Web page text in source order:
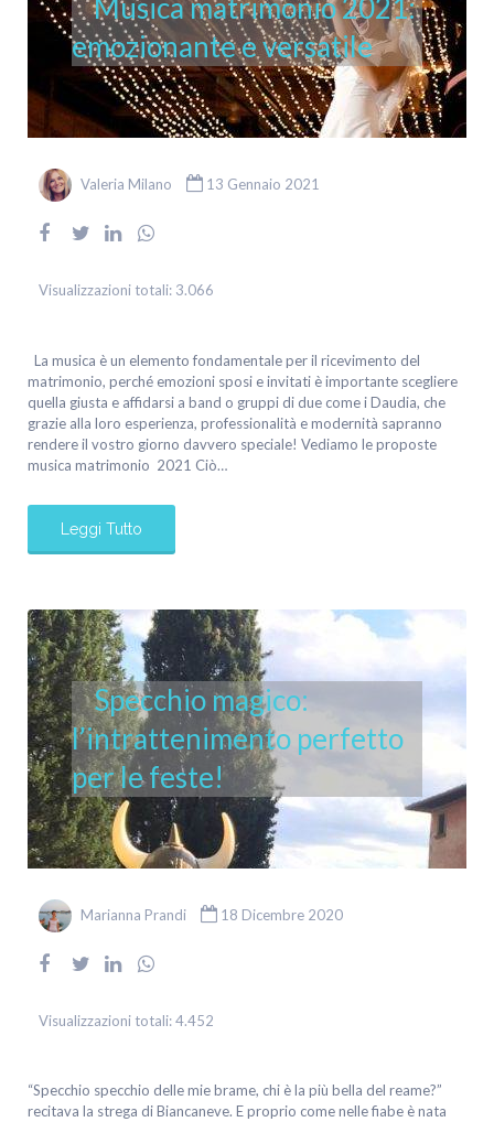
Musica matrimonio 2021:
emozionante e versatile
Valeria Milano 13 Gennaio 2021
Visualizzazioni totali: 3.066
La musica è un elemento fondamentale per il ricevimento del
matrimonio, perché emozioni sposi e invitati è importante scegliere
quella giusta e affidarsi a band o gruppi di due come i Daudia, che
grazie alla loro esperienza, professionalità e modernità sapranno
rendere il vostro giorno davvero speciale! Vediamo le proposte
musica matrimonio 2021 Ciò…
Leggi Tutto
Specchio magico:
l’intrattenimento perfetto
per le feste!
Marianna Prandi 18 Dicembre 2020
Visualizzazioni totali:4.452
“Specchio specchio delle mie brame, chi è la più bella del reame?”
recitava la strega di Biancaneve. E proprio come nelle fiabe è nata